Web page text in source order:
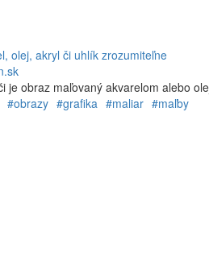
olej, akryl či uhlík zrozumiteľne
je obraz maľovaný akvarelom alebo
#obrazy #grafika #maliar #maľby